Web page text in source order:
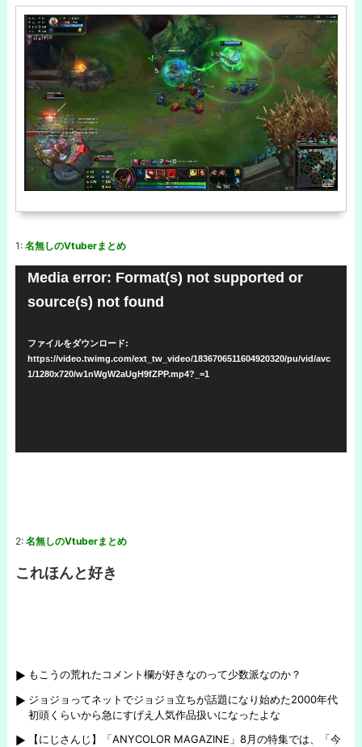
1: 名無しのVtuberまとめ
動
画
レ
ー
Media error: Format(s) not supported or
source(s) not found
ファイルをダウンロード:
https://video.twimg.com/ext_tw_video/1836706511604920320/pu/vid/avc
1/1280x720/w1nWgW2aUgH9fZPP.mp4?_=1
2: 名無しのVtuberまとめ
これほんと好き
もこうの荒れたコメント欄が好きなのって少数派なのか？
ジョジョってネットでジョジョ立ちが話題になり始めた2000年代
初頭くらいから急にすげえ人気作品扱いになったよな
【にじさんじ】「ANYCOLOR MAGAZINE」8月の特集では、「今